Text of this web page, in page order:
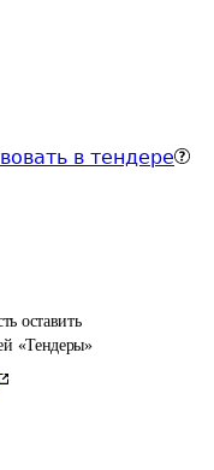
в тендере
оставить
«Тендеры»